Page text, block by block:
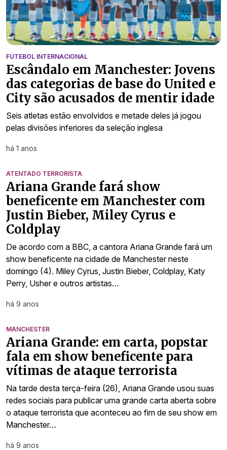
FUTEBOL INTERNACIONAL
Escândalo em Manchester: Jovens
das categorias de base do United e
City são acusados de mentir idade
Seis atletas estão envolvidos e metade deles já jogou
pelas divisões inferiores da seleção inglesa
há 1 anos
ATENTADO TERRORISTA
Ariana Grande fará show
beneficente em Manchester com
Justin Bieber, Miley Cyrus e
Coldplay
De acordo com a BBC, a cantora Ariana Grande fará um
show beneficente na cidade de Manchester neste
domingo (4). Miley Cyrus, Justin Bieber, Coldplay, Katy
Perry, Usher e outros artistas…
há 9 anos
MANCHESTER
Ariana Grande: em carta, popstar
fala em show beneficente para
vítimas de ataque terrorista
Na tarde desta terça-feira (26), Ariana Grande usou suas
redes sociais para publicar uma grande carta aberta sobre
o ataque terrorista que aconteceu ao fim de seu show em
Manchester…
há 9 anos